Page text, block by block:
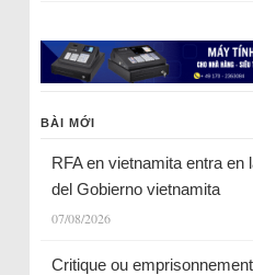
BÀI MỚI
RFA en vietnamita entra en
del Gobierno vietnamita
07/08/2026
Critique ou